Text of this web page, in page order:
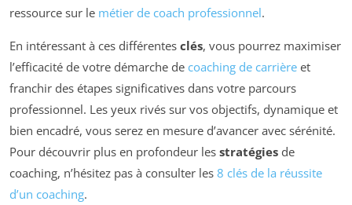
ressource sur le métier de coach professionnel.
En intéressant à ces différentes clés, vous pourrez maximiser
l’efficacité de votre démarche de coaching de carrière et
franchir des étapes significatives dans votre parcours
professionnel. Les yeux rivés sur vos objectifs, dynamique et
bien encadré, vous serez en mesure d’avancer avec sérénité.
Pour découvrir plus en profondeur les stratégies de
coaching, n’hésitez pas à consulter les 8 clés de la réussite
d’un coaching.